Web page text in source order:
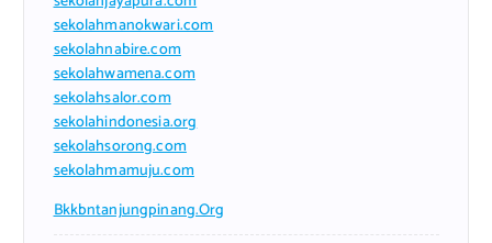
sekolahmanokwari.com
sekolahnabire.com
sekolahwamena.com
sekolahsalor.com
sekolahindonesia.org
sekolahsorong.com
sekolahmamuju.com
Bkkbntanjungpinang.org